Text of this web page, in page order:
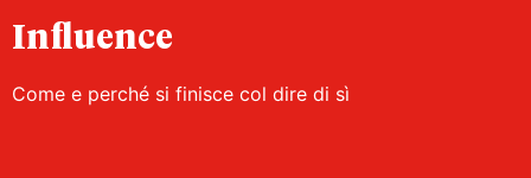
Influence
Come e perché si finisce col dire di sì